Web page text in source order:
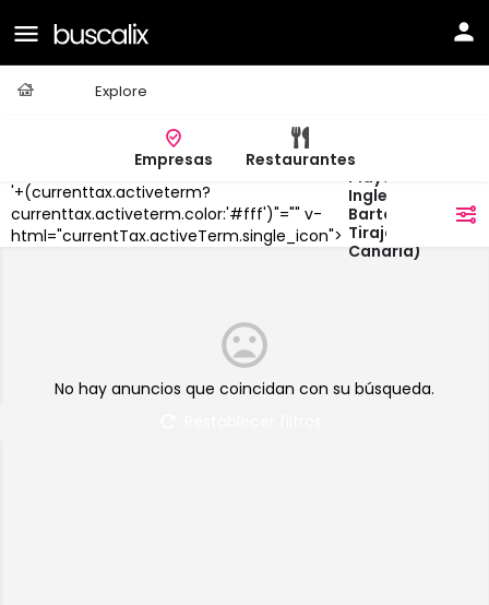
Explore
Empresas
Restaurantes
'+(currenttax.activeterm?
currenttax.activeterm.color:'#fff')"="" v-
html="currentTax.activeTerm.single_icon">
Playa Del
Ingles,San
Bartolome De
Tirajana (Gran
Canaria)
No hay anuncios que coincidan con su búsqueda.